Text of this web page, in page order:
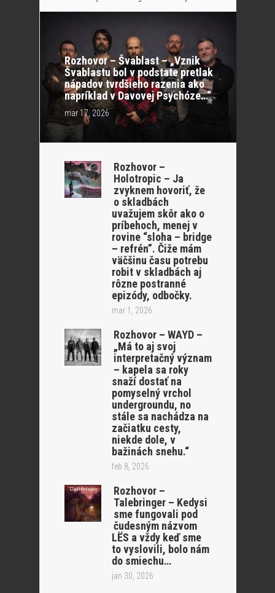
Rozhovor – Švablast – „Vznik
Švablastu bol v podstate pretlak
nápadov tvrdšieho razenia ako
napríklad v Davovej Psychóze…“
mar 17, 2026
Rozhovor –
Holotropic – Ja
zvyknem hovoriť, že
o skladbách
uvažujem skôr ako o
príbehoch, menej v
rovine “sloha – bridge
– refrén”. Čiže mám
väčšinu času potrebu
robit v skladbách aj
rôzne postranné
epizódy, odbočky.
mar 1, 2026
Rozhovor – WAYD –
„Má to aj svoj
interpretačný význam
– kapela sa roky
snaží dostať na
pomyselný vrchol
undergroundu, no
stále sa nachádza na
začiatku cesty,
niekde dole, v
bažinách snehu.“
feb 8, 2026
Rozhovor –
Talebringer – Kedysi
sme fungovali pod
čudesným názvom
LËS a vždy keď sme
to vyslovili, bolo nám
do smiechu…
jan 30, 2026